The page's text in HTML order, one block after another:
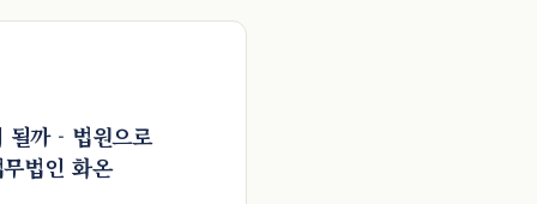
될까 - 법원으로
법인 화온